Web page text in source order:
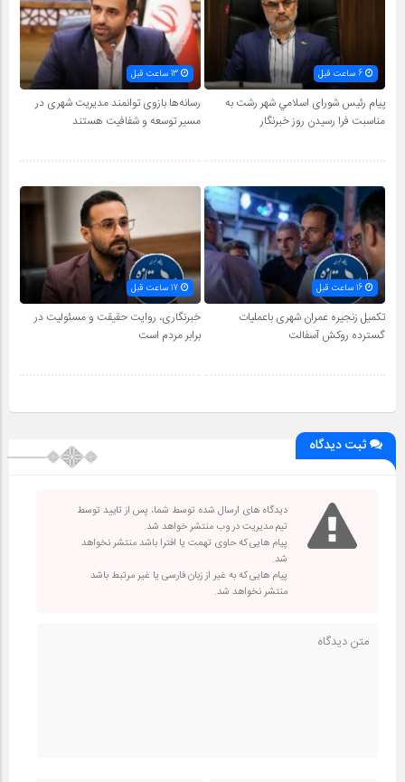
6 ساعت قبل
پیام رئیس شورای اسلامي شهر رشت به
مناسبت فرا رسیدن روز خبرنگار
رسانه‌ها بازوی توانمند مدیریت شهری در
مسیر توسعه و شفافیت هستند
16 ساعت قبل
تکمیل زنجیره عمران شهری باعملیات
گسترده روکش آسفالت
خبرنگاری، روایت حقیقت و مسئولیت‌ در
برابر مردم است
ثبت دیدگاه
دیدگاه های ارسال شده توسط شما، پس از تایید توسط
تیم مدیریت در وب منتشر خواهد شد.
پیام هایی که حاوی تهمت یا افترا باشد منتشر نخواهد
شد.
پیام هایی که به غیر از زبان فارسی یا غیر مرتبط باشد
منتشر نخواهد شد.